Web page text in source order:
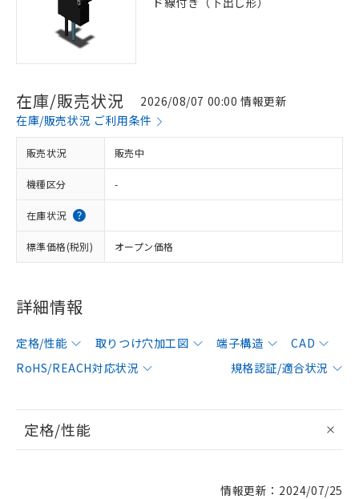
在庫/販売状況
2026/08/07 00:00 情報更新
在庫/販売状況 ご利用条件
販売状況 販売中
機種区分 -
在庫状況
標準価格(税別) オープン価格
詳細情報
定格/性能 取りつけ穴加工図 端子構造
CAD
RoHS/REACH対応状況
規格認証/適合状況
定格/性能
情報更新：2024/07/25